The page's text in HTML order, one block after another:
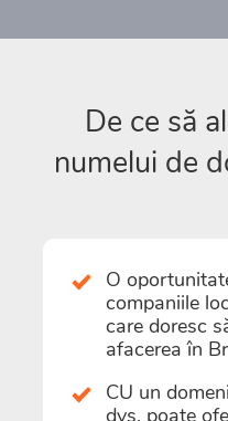
De ce să
numelui de
O
companiile
care doresc
afacerea în
CU un
dvs. poate